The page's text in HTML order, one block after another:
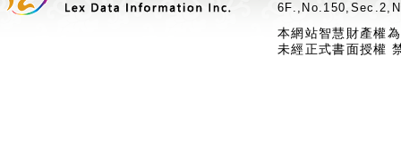
本網站智慧財產權
未經正式書面授權